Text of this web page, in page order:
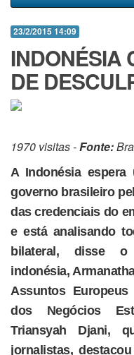
23/2/2015 14:09
INDONÉSIA
DE
1970 visitas -Fonte:
A Indonésia
governo brasileiro
das credenciais do
e está analisando
bilateral, disse o
indonésia,
Assuntos
dos Negócios
Triansyah Djani,
jornalistas,